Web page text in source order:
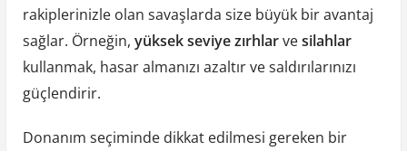
rakiplerinizle olan savaşlarda size büyük bir avantaj
sağlar. Örneğin, yüksek seviye zırhlarvesilahlar
kullanmak, hasar almanızı azaltır ve saldırılarınızı
güçlendirir.
Donanım seçiminde dikkat edilmesi gereken bir